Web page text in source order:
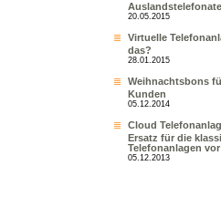
Auslandstelefonate
20.05.2015
Virtuelle
das?
28.01.2015
Weihnachtsbons
Kunden
05.12.2014
Cloud
Ersatz für die
Telefonanlagen
05.12.2013